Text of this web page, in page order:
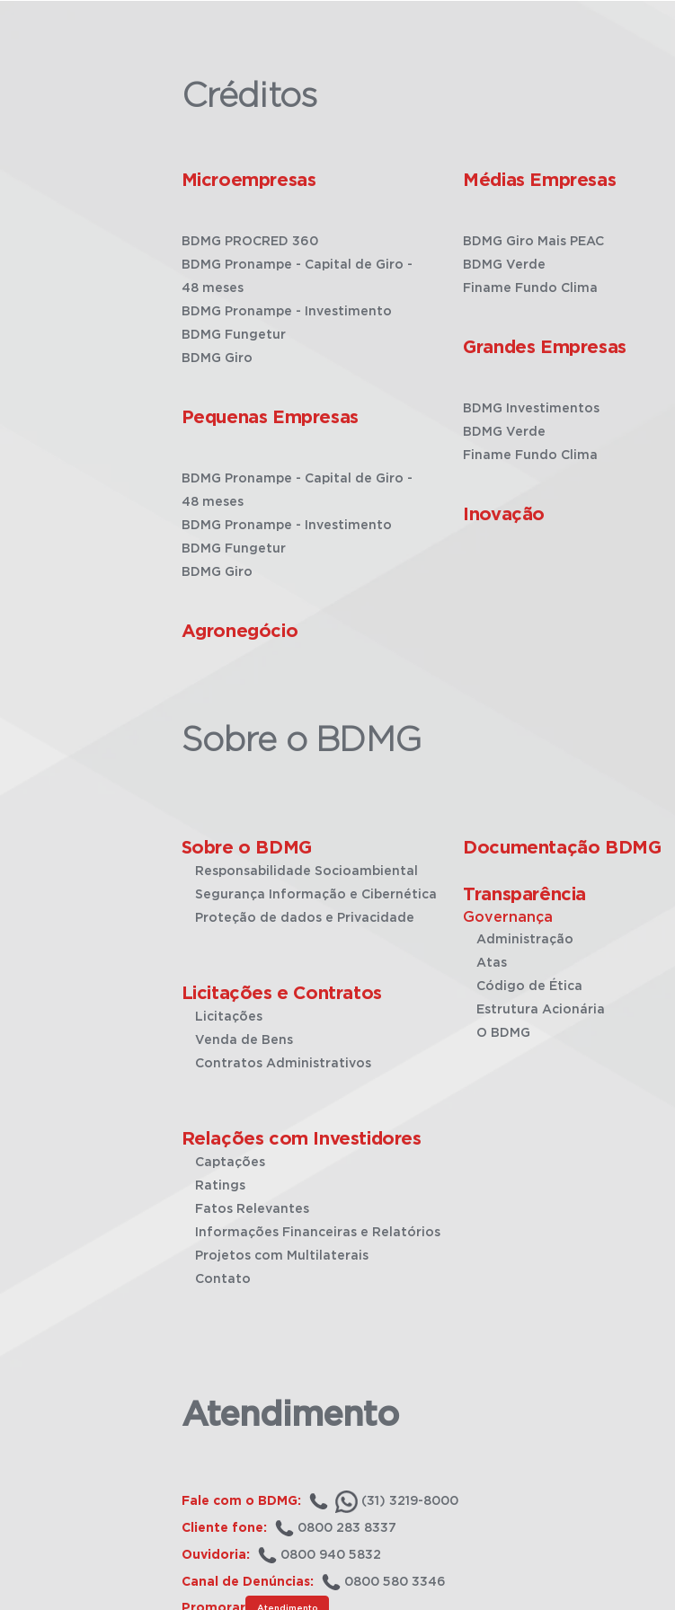
Créditos
Microempresas
BDMG PROCRED 360
BDMG Pronampe - Capital de Giro -
48 meses
BDMG Pronampe - Investimento
BDMG Fungetur
BDMG Giro
Pequenas Empresas
BDMG Pronampe - Capital de Giro -
48 meses
BDMG Pronampe - Investimento
BDMG Fungetur
BDMG Giro
Agronegócio
Médias Empresas
BDMG Giro Mais PEAC
BDMG Verde
Finame Fundo Clima
Grandes Empresas
BDMG Investimentos
BDMG Verde
Finame Fundo Clima
Inovação
Sobre o BDMG
Sobre o BDMG
Responsabilidade Socioambiental
Segurança Informação e Cibernética
Proteção de dados e Privacidade
Licitações e Contratos
Licitações
Venda de Bens
Contratos Administrativos
Relações com Investidores
Captações
Ratings
Fatos Relevantes
Informações Financeiras e Relatórios
Projetos com Multilaterais
Contato
Documentação BDMG
Transparência
Governança
Administração
Atas
Código de Ética
Estrutura Acionária
O BDMG
Atendimento
Fale com o BDMG: (31) 3219-8000
Cliente fone: 0800 283 8337
Ouvidoria: 0800 940 5832
Canal de Denúncias: 0800 580 3346
Atendimento